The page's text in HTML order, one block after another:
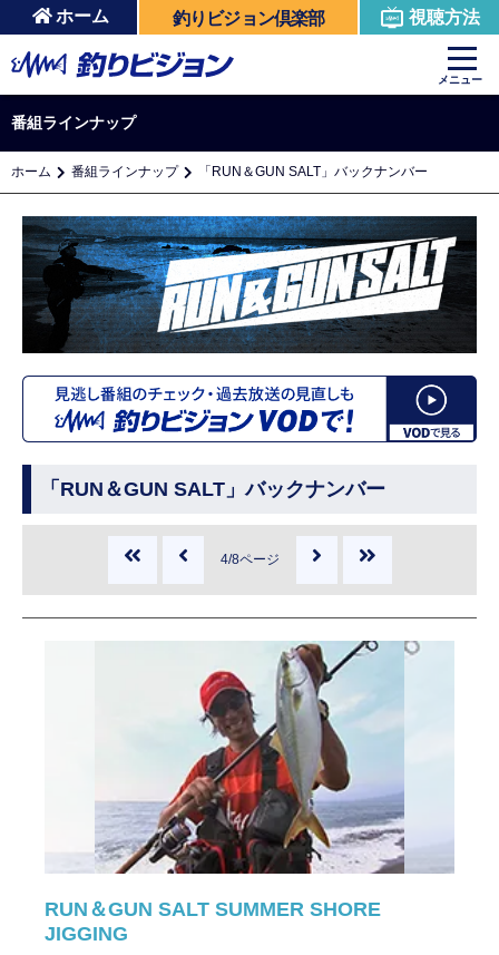
ホーム 釣りビジョン倶楽部 視聴方法
メニュー
番組ラインナップ
ホーム 番組ラインナップ 「RUN＆GUN SALT」バックナンバー
「RUN＆GUN SALT」バックナンバー
4/8ページ
RUN＆GUN SALT SUMMER SHORE
JIGGING